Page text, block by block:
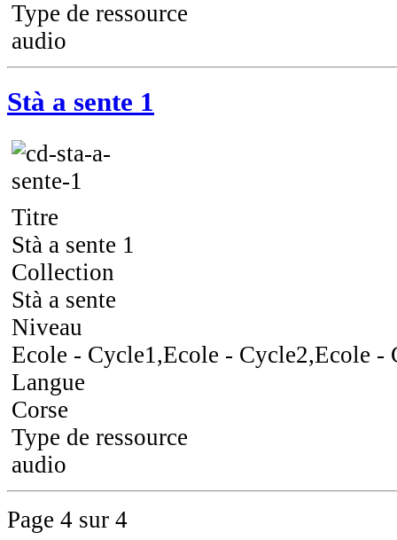
Type de ressource
audio
Stà a sente 1
Titre
Stà a sente 1
Collection
Stà a sente
Niveau
Ecole - Cycle1,Ecole - Cycle2,Ecole -
Langue
Corse
Type de ressource
audio
Page 4 sur 4